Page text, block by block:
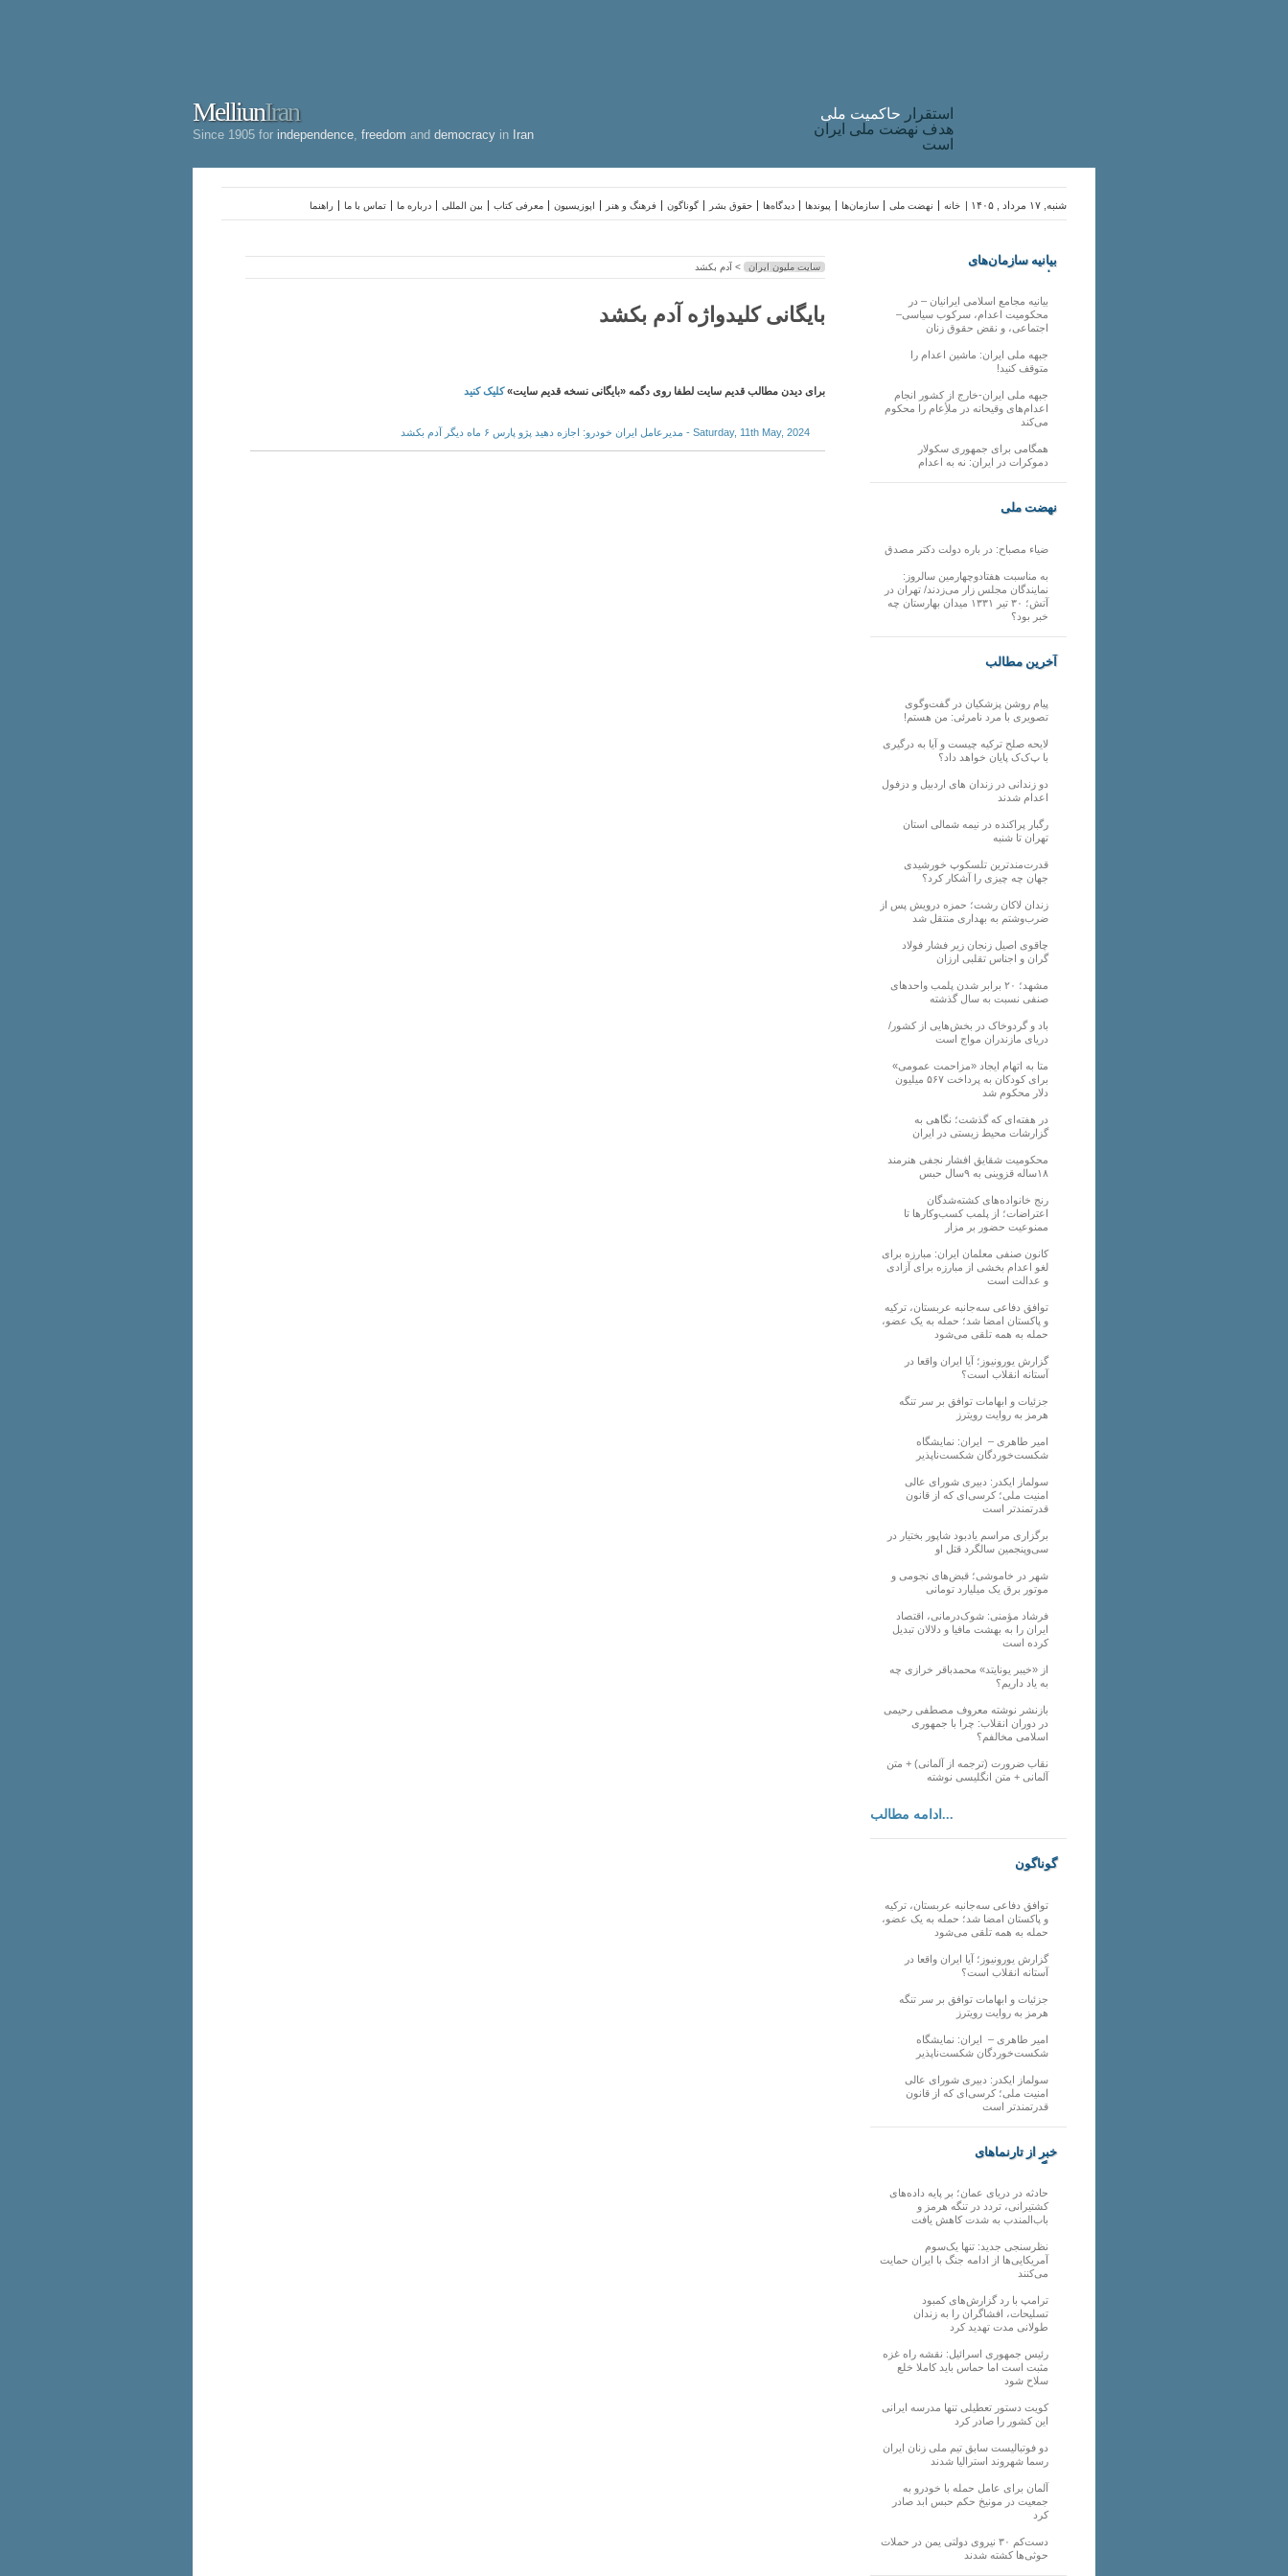
MelliunIran
Since 1905 for independence freedom and democracy in Iran
استقرار حاکميت ملی
هدف نهضت ملی ایران
است
راهنما تماس با ما درباره ما بین المللی معرفی کتاب اپوزیسیون فرهنگ و هنر گوناگون حقوق بشر دیدگاه‌ها پیوندها سازمان‌ها نهضت ملی خانه شنبه, ۱۷ مرداد , ۱۴۰۵ |
سایت ملیون ایران > آدم بکشد
بایگانی کلیدواژه آدم بکشد
برای دیدن مطالب قدیم سایت لطفا روی دگمه «بایگانی نسخه قدیم سایت»کلیک کنید
Saturday, 11th May, 2024 - مدیرعامل ایران خودرو: اجازه دهید پژو پارس ۶ ماه دیگر آدم بکشد
بیانیه سازمان‌های
ملی
بیانیه مجامع اسلامی ایرانیان – در
محکومیت اعدام، سرکوب سیاسی–
اجتماعی، و نقض حقوق زنان
جبهه ملی ایران: ماشین اعدام را
متوقف کنید!
جبهه ملی ایران-خارج از کشور انجام
اعدام‌های وقیحانه در ملأِعام را محکوم
می‌کند
همگامی برای جمهوری سکولار
دموکرات در ایران: نه به اعدام
نهضت ملی
ضیاء مصباح: در باره دولت دکتر مصدق
به مناسبت هفتادوچهارمین سالروز:
نمایندگان مجلس زار می‌زدند/ تهران در
آتش؛ ۳۰ تیر ۱۳۳۱ میدان بهارستان چه
خبر بود؟
آخرین مطالب
پیام روشن پزشکیان در گفت‌و‌گوی
تصویری با مرد نامرئی: من هستم!
لایحه صلح ترکیه چیست و آیا به درگیری
با پ‌ک‌ک پایان خواهد داد؟
دو زندانی در زندان های اردبیل و دزفول
اعدام شدند
رگبار پراکنده در نیمه شمالی استان
تهران تا شنبه
قدرت‌مندترین تلسکوپ خورشیدی
جهان چه چیزی را آشکار کرد؟
زندان لاکان رشت؛ حمزه درویش پس از
ضرب‌وشتم به بهداری منتقل شد
چاقوی اصیل زنجان زیر فشار فولاد
گران و اجناس تقلبی ارزان
مشهد؛ ۲۰ برابر شدن پلمب واحدهای
صنفی نسبت به سال گذشته
باد و گردوخاک در بخش‌هایی از کشور/
دریای مازندران مواج است
متا به اتهام ایجاد «مزاحمت عمومی»
برای کودکان به پرداخت ۵۶۷ میلیون
دلار محکوم شد
در هفته‌ای که گذشت؛ نگاهی به
گزارشات محیط زیستی در ایران
محکومیت شقایق افشار نجفی هنرمند
۱۸ساله قزوینی به ۹سال حبس
رنج خانواده‌های کشته‌شدگان
اعتراضات؛ از پلمب کسب‌وکارها تا
ممنوعیت حضور بر مزار
کانون صنفی معلمان ایران: مبارزه برای
لغو اعدام بخشی از مبارزه برای آزادی
و عدالت است
توافق دفاعی سه‌جانبه عربستان، ترکیه
و پاکستان امضا شد؛ حمله به یک عضو،
حمله به همه تلقی می‌شود
گزارش یورونیوز؛ آیا ایران واقعا در
آستانه انقلاب است؟
جزئیات و ابهامات توافق بر سر تنگه
هرمز به روایت رویترز
امیر طاهری – ایران: نمایشگاه
شکست‌خوردگان شکست‌ناپذیر
سولماز ایکدر: دبیری شورای عالی
امنیت ملی؛ کرسی‌ای که از قانون
قدرتمندتر است
برگزاری مراسم یادبود شاپور بختیار در
سی‌وپنجمین سالگرد قتل او
شهر در خاموشی؛ قبض‌های نجومی و
موتور برق یک میلیارد تومانی
فرشاد مؤمنی: شوک‌درمانی، اقتصاد
ایران را به بهشت مافیا و دلالان تبدیل
کرده است
از «خیبر یونایتد» محمدباقر خرازی چه
به یاد داریم؟
بازنشر نوشته معروف مصطفی رحیمی
در دوران انقلاب: چرا با جمهوری
اسلامی مخالفم؟
نقاب ضرورت (ترجمه از آلمانی) + متن
آلمانی + متن انگلیسی نوشته
ادامه مطالب...
گوناگون
توافق دفاعی سه‌جانبه عربستان، ترکیه
و پاکستان امضا شد؛ حمله به یک عضو،
حمله به همه تلقی می‌شود
گزارش یورونیوز؛ آیا ایران واقعا در
آستانه انقلاب است؟
جزئیات و ابهامات توافق بر سر تنگه
هرمز به روایت رویترز
امیر طاهری – ایران: نمایشگاه
شکست‌خوردگان شکست‌ناپذیر
سولماز ایکدر: دبیری شورای عالی
امنیت ملی؛ کرسی‌ای که از قانون
قدرتمندتر است
خبر از تارنماهای
دیگر
حادثه در دریای عمان؛ بر پایه داده‌های
کشتیرانی، تردد در تنگه هرمز و
باب‌المندب به شدت کاهش یافت
نظرسنجی جدید: تنها یک‌سوم
آمریکایی‌ها از ادامه جنگ با ایران حمایت
می‌کنند
ترامپ با رد گزارش‌های کمبود
تسلیحات، افشاگران را به زندان
طولانی مدت تهدید کرد
رئیس‌ جمهوری اسرائیل: نقشه راه غزه
مثبت است اما حماس باید کاملا خلع
سلاح شود
کویت دستور تعطیلی تنها مدرسه ایرانی
این کشور را صادر کرد
دو فوتبالیست سابق تیم ملی زنان ایران
رسما شهروند استرالیا شدند
آلمان برای عامل حمله با خودرو به
جمعیت در مونیخ حکم حبس ابد صادر
کرد
دست‌کم ۳۰ نیروی دولتی یمن در حملات
حوثی‌ها کشته شدند